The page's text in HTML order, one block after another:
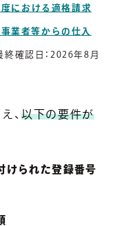
における適格請求
業者等からの仕入
終確認日：2026年8月
、以下の要件が
けられた登録番号